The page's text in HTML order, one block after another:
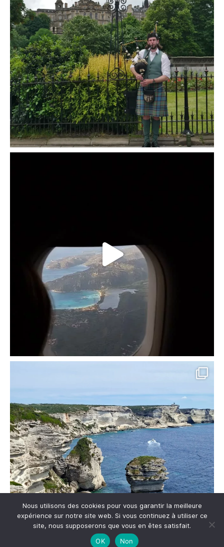
Nous utilisons des cookies pour vous garantir la meilleure
expérience sur notre site web. Si vous continuez à utiliser ce
site, nous supposerons que vous en êtes satisfait.
OK
Non